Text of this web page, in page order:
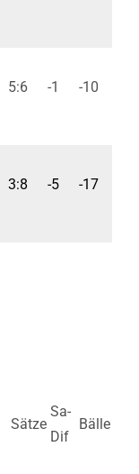
5:6 -1 -10
3:8 -5 -17
Sätze
Sa-
Dif
Bälle